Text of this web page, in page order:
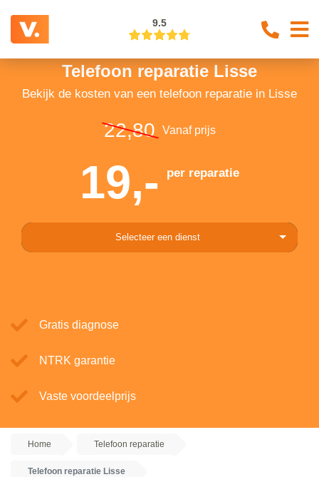
9.5
Telefoon reparatie Lisse
Bekijk de kosten van een telefoon reparatie in Lisse
22,80 Vanaf prijs
19,- per reparatie
Selecteer een dienst
Gratis diagnose
NTRK garantie
Vaste voordeelprijs
Home Telefoon reparatie
Telefoon reparatie Lisse